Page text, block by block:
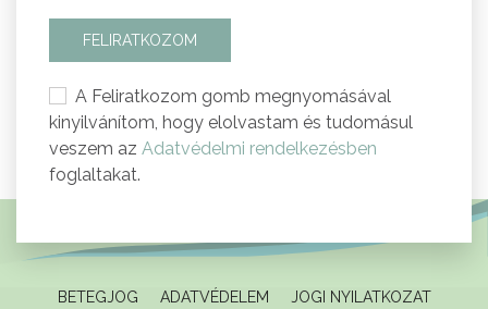
FELIRATKOZOM
A Feliratkozom gomb megnyomásával
kinyilvánítom, hogy elolvastam és tudomásul
veszem az Adatvédelmi rendelkezésben
foglaltakat.
BETEGJOG ADATVÉDELEM JOGI NYILATKOZAT